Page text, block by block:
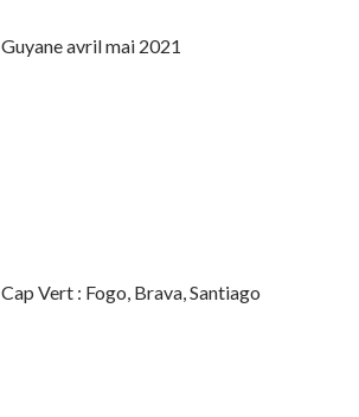
Guyane avril mai 2021
Cap Vert : Fogo, Brava, Santiago